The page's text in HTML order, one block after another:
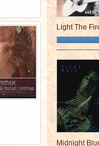
Light The
Midnight